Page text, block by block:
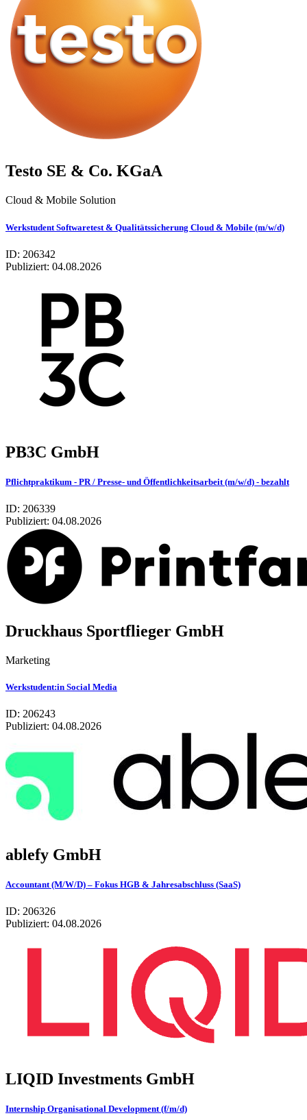
Testo SE & Co. KGaA
Cloud & Mobile Solution
Werkstudent Softwaretest & Qualitätssicherung Cloud & Mobile (m/w/d)
ID: 206342
Publiziert: 04.08.2026
PB3C GmbH
Pflichtpraktikum - PR / Presse- und Öffentlichkeitsarbeit (m/w/d) - bezahlt
ID: 206339
Publiziert: 04.08.2026
Druckhaus Sportflieger GmbH
Marketing
Werkstudent:in Social Media
ID: 206243
Publiziert: 04.08.2026
ablefy GmbH
Accountant (M/W/D) – Fokus HGB & Jahresabschluss (SaaS)
ID: 206326
Publiziert: 04.08.2026
LIQID Investments GmbH
Internship Organisational Development (f/m/d)